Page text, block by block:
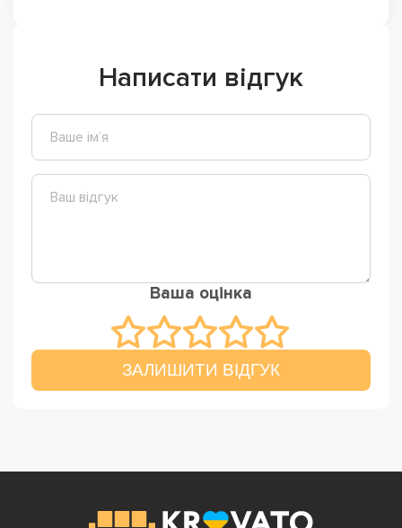
Написати відгук
Ваша оцінка
ЗАЛИШИТИ ВІДГУК